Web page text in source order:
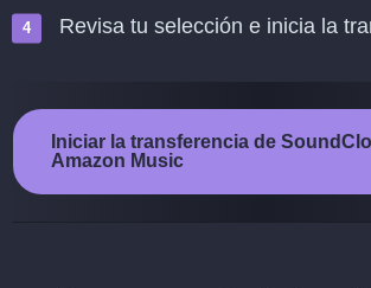
Revisa tu selección e inicia la
Iniciar la transferencia de
Amazon Music